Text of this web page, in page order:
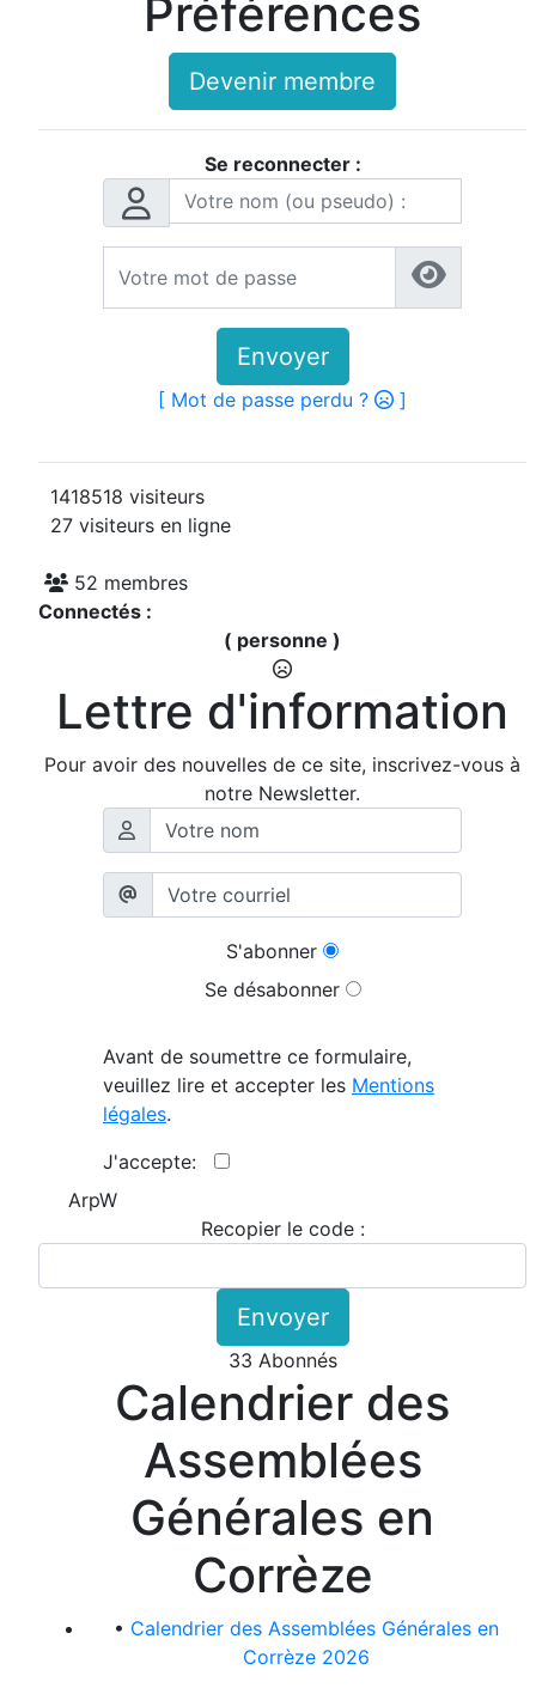
Préférences
Devenir membre
Se reconnecter :
Envoyer
[ Mot de passe perdu ? ]
1418518 visiteurs
27 visiteurs en ligne
52 membres
Connectés :
( personne )
Lettre d'information
Pour avoir des nouvelles de ce site, inscrivez-vous à
notre Newsletter.
S'abonner
Se désabonner
Avant de soumettre ce formulaire,
veuillez lire et accepter les Mentions
légales.
J'accepte:
ArpW
Recopier le code :
Envoyer
33 Abonnés
Calendrier des
Assemblées
Générales en
Corrèze
• Calendrier des Assemblées Générales en
Corrèze 2026